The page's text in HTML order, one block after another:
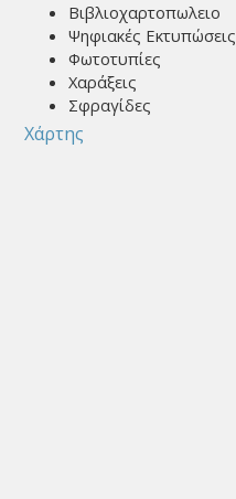
Βιβλιοχαρτοπωλειο
Ψηφιακές Εκτυπώσεις
Φωτοτυπίες
Χαράξεις
Σφραγίδες
Χάρτης